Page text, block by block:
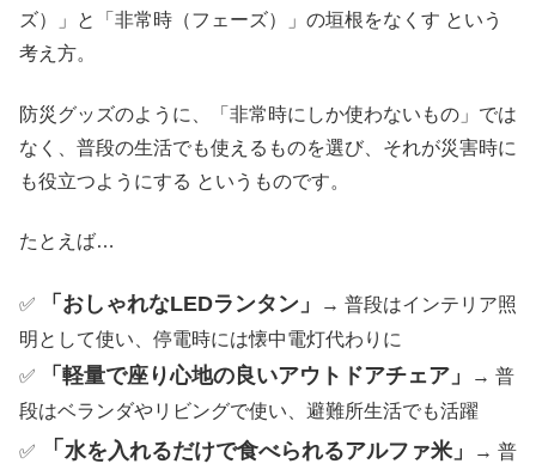
ズ）」と「非常時（フェーズ）」の垣根をなくす という
考え方。
防災グッズのように、「非常時にしか使わないもの」では
なく、普段の生活でも使えるものを選び、それが災害時に
も役立つようにする というものです。
たとえば…
✅ 「おしゃれなLEDランタン」
→ 普段はインテリア照
明として使い、停電時には懐中電灯代わりに
✅
「軽量で座り心地の良いアウトドアチェア」
→ 普
段はベランダやリビングで使い、避難所生活でも活躍
✅
「 水を入れるだけで食べられるアルファ米」
→ 普